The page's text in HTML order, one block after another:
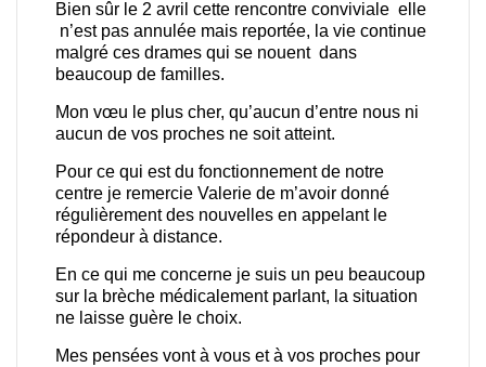
Bien sûr le 2 avril cette rencontre conviviale elle
n’est pas annulée mais reportée, la vie continue
malgré ces drames qui se nouent dans
beaucoup de familles.
Mon vœu le plus cher, qu’aucun d’entre nous ni
aucun de vos proches ne soit atteint.
Pour ce qui est du fonctionnement de notre
centre je remercie Valerie de m’avoir donné
régulièrement des nouvelles en appelant le
répondeur à distance.
En ce qui me concerne je suis un peu beaucoup
sur la brèche médicalement parlant, la situation
ne laisse guère le choix.
Mes pensées vont à vous et à vos proches pour